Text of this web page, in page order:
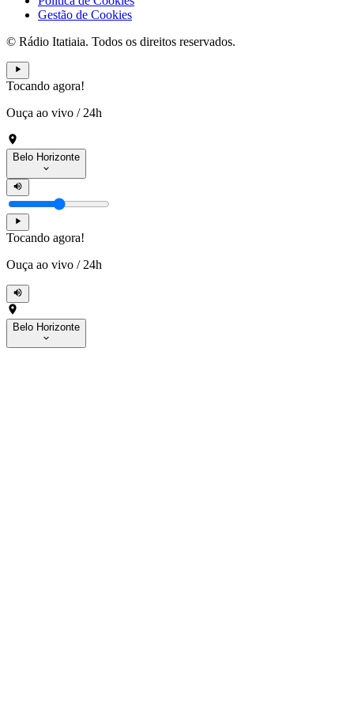
Gestão de Cookies
© Rádio Itatiaia. Todos os direitos reservados.
Tocando agora!
Ouça ao vivo / 24h
Belo Horizonte
Tocando agora!
Ouça ao vivo / 24h
Belo Horizonte